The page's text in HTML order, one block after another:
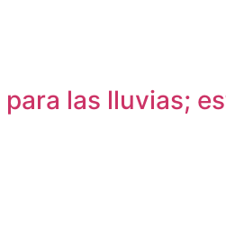
para las lluvias;